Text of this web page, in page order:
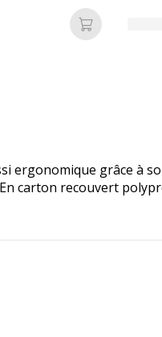
Ajouter au
ergonomique grâce à
carton recouvert